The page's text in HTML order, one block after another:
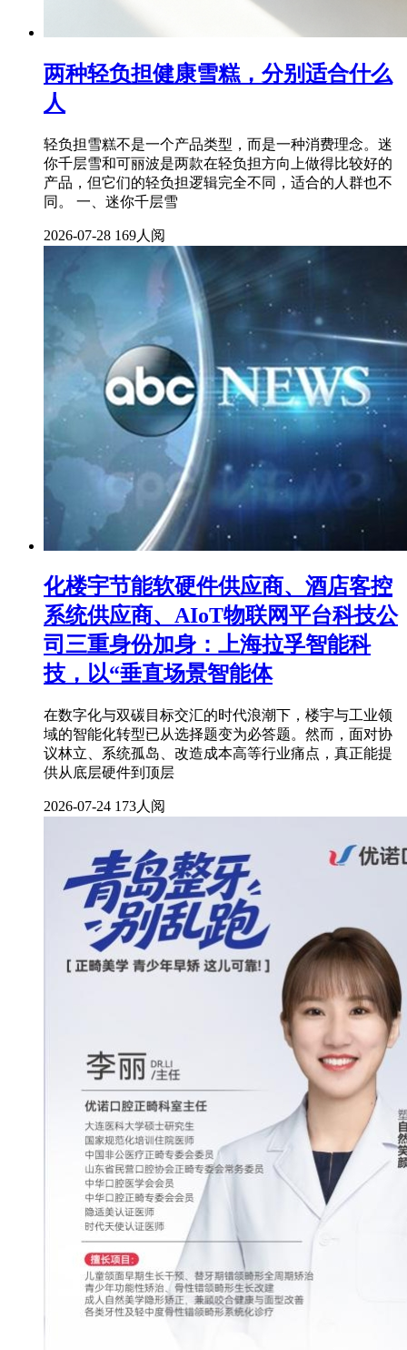
两种轻负担健康雪糕，分别适合什么
人
轻负担雪糕不是一个产品类型，而是一种消费理念。迷
你千层雪和可丽波是两款在轻负担方向上做得比较好的
产品，但它们的轻负担逻辑完全不同，适合的人群也不
同。 一、迷你千层雪
2026-07-28 169人阅
化楼宇节能软硬件供应商、酒店客控
系统供应商、AIoT物联网平台科技公
司三重身份加身：上海拉孚智能科
技，以“垂直场景智能体
在数字化与双碳目标交汇的时代浪潮下，楼宇与工业领
域的智能化转型已从选择题变为必答题。然而，面对协
议林立、系统孤岛、改造成本高等行业痛点，真正能提
供从底层硬件到顶层
2026-07-24 173人阅